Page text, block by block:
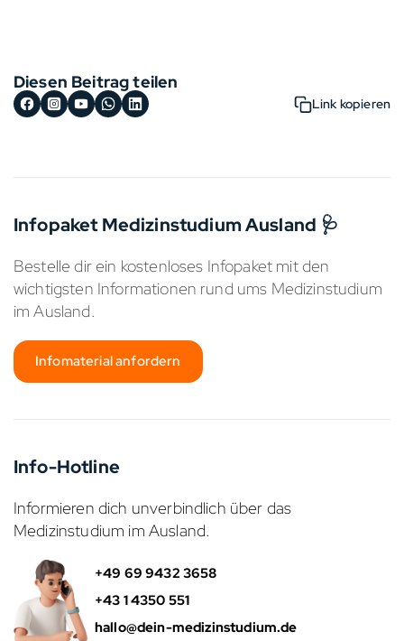
Diesen Beitrag teilen
Link kopieren
Infopaket Medizinstudium Ausland 🩺
Bestelle dir ein kostenloses Infopaket mit den
wichtigsten Informationen rund ums Medizinstudium
im Ausland.
Infomaterial anfordern
Info-Hotline
Informieren dich unverbindlich über das
Medizinstudium im Ausland.
+49 69 9432 3658
+43 1 4350 551
hallo@dein-medizinstudium.de